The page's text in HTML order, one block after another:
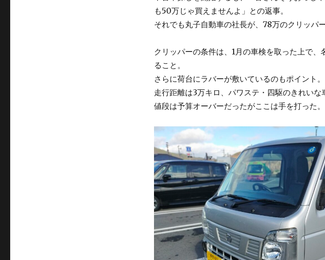
も50万じゃ買えませんよ」との返事。
それでも丸子自動車の社長が、78万のクリッパ
クリッパーの条件は、1月の車検を取った上で
ること。
さらに荷台にラバーが敷いているのもポイント。
走行距離は3万キロ、パワステ・四駆のきれいな
値段は予算オーバーだったがここは手を打った。